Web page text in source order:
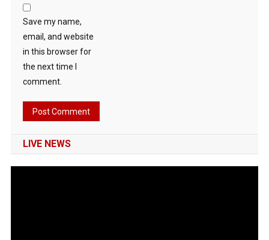
Save my name,
email, and website
in this browser for
the next time I
comment.
LIVE NEWS